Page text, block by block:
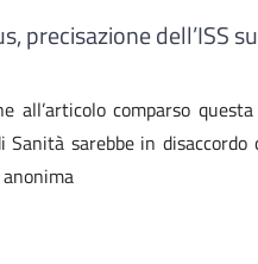
precisazione dell’ISS
all’articolo comparso
sarebbe in